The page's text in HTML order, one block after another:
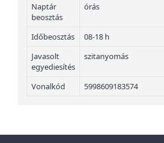
Naptár
beosztás
órás
Időbeosztás
08-18 h
Javasolt
egyediesítés
szitanyomás
Vonalkód 5998609183574